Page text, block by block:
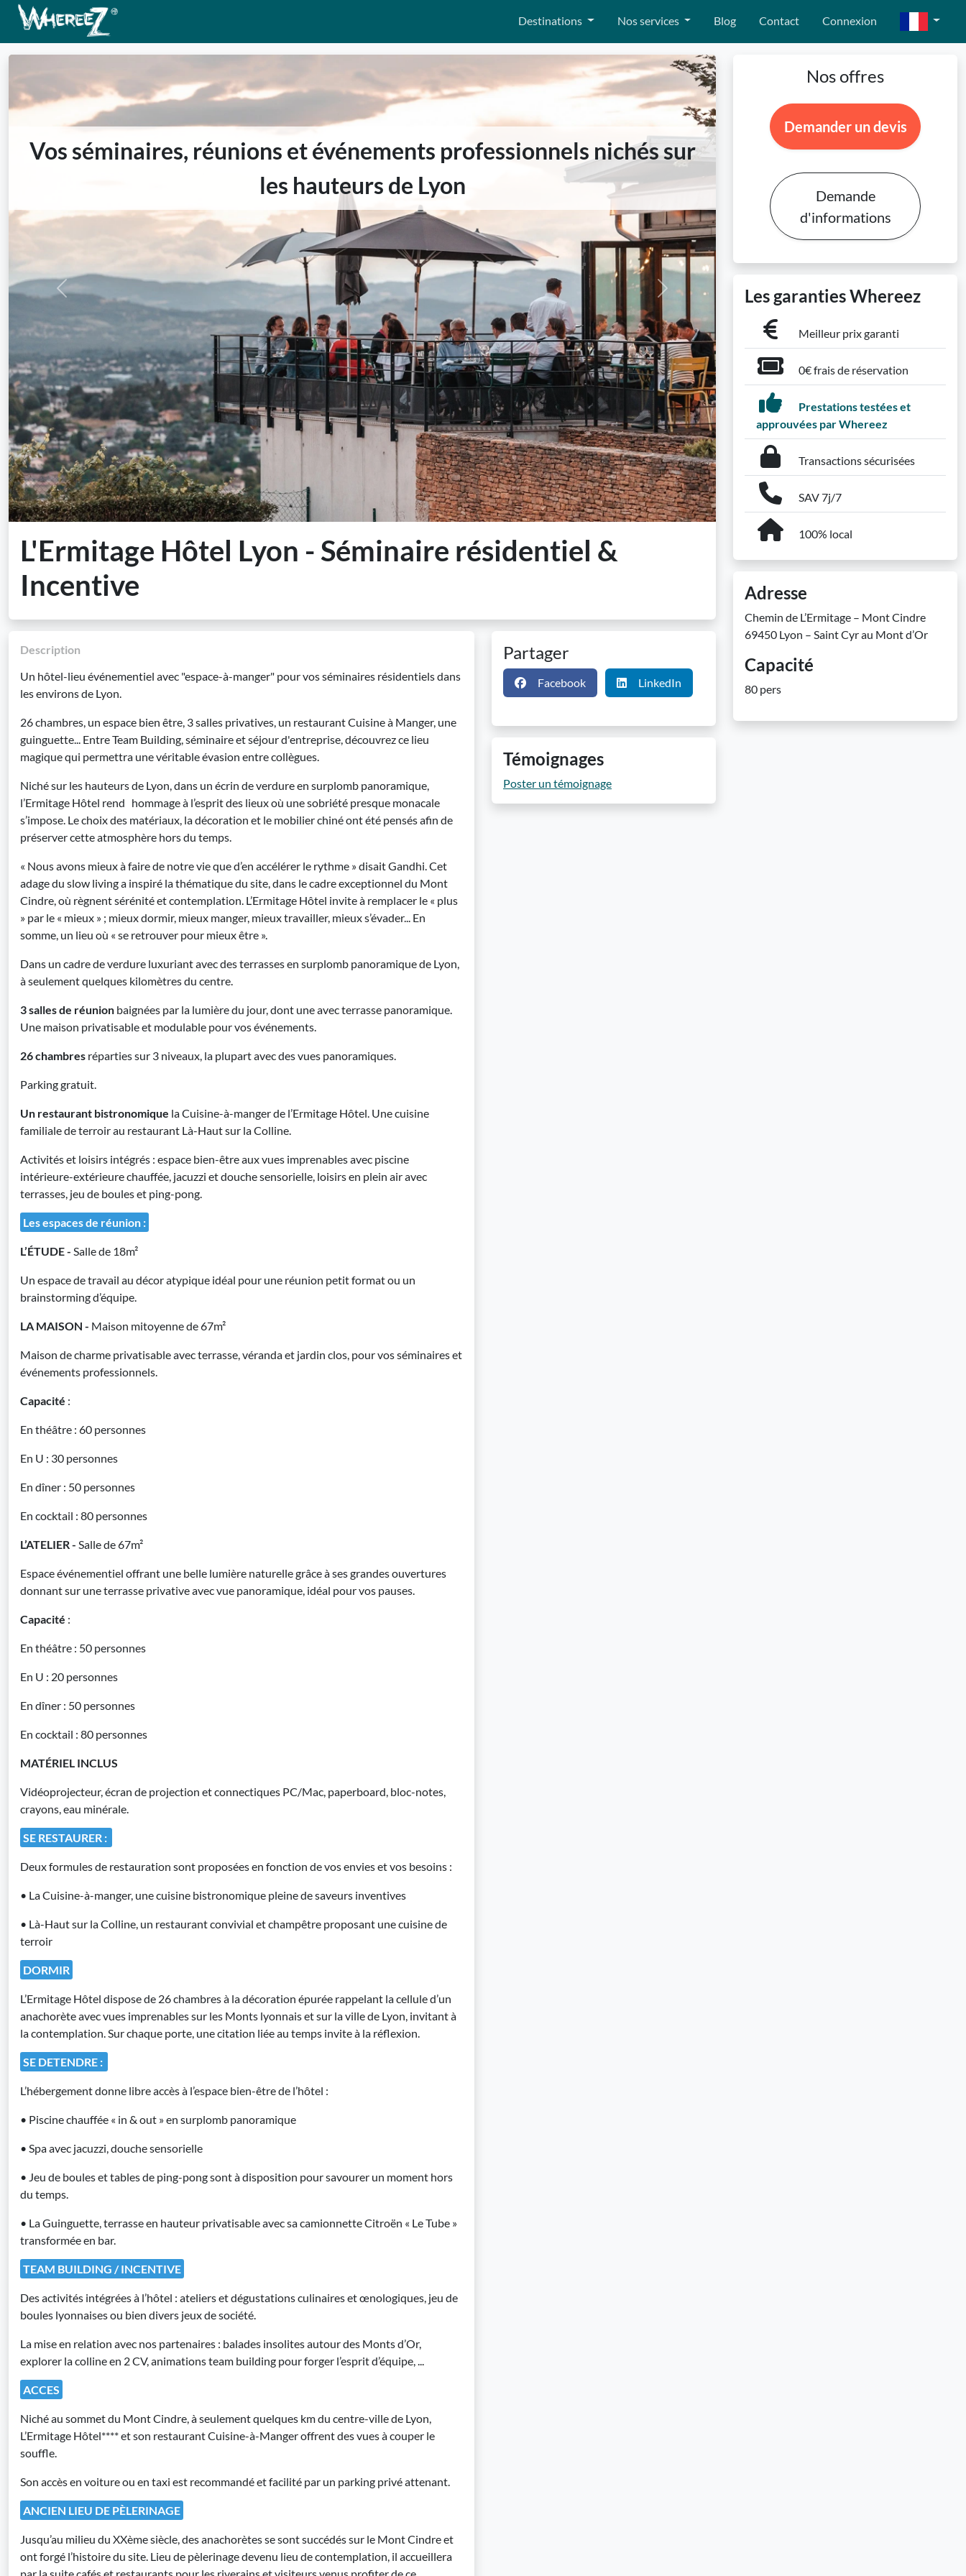
Destinations Nos services Blog Contact Connexion
Vos séminaires, réunions et événements professionnels nichés sur
les hauteurs de Lyon
Previous Next
L'Ermitage Hôtel Lyon - Séminaire résidentiel &
Incentive
Description
Un hôtel-lieu événementiel avec "espace-à-manger" pour vos séminaires résidentiels dans
les environs de Lyon.
26 chambres, un espace bien être, 3 salles privatives, un restaurant Cuisine à Manger, une
guinguette... Entre Team Building, séminaire et séjour d'entreprise, découvrez ce lieu
magique qui permettra une véritable évasion entre collègues.
Niché sur les hauteurs de Lyon, dans un écrin de verdure en surplomb panoramique,
l’Ermitage Hôtel rend hommage à l’esprit des lieux où une sobriété presque monacale
s’impose. Le choix des matériaux, la décoration et le mobilier chiné ont été pensés afin de
préserver cette atmosphère hors du temps.
« Nous avons mieux à faire de notre vie que d’en accélérer le rythme » disait Gandhi. Cet
adage du slow living a inspiré la thématique du site, dans le cadre exceptionnel du Mont
Cindre, où règnent sérénité et contemplation. L’Ermitage Hôtel invite à remplacer le « plus
» par le « mieux » ; mieux dormir, mieux manger, mieux travailler, mieux s’évader... En
somme, un lieu où « se retrouver pour mieux être ».
Dans un cadre de verdure luxuriant avec des terrasses en surplomb panoramique de Lyon,
à seulement quelques kilomètres du centre.
3 salles de réunion baignées par la lumière du jour, dont une avec terrasse panoramique.
Une maison privatisable et modulable pour vos événements.
26 chambres réparties sur 3 niveaux, la plupart avec des vues panoramiques.
Parking gratuit.
Un restaurant bistronomique la Cuisine-à-manger de l’Ermitage Hôtel. Une cuisine
familiale de terroir au restaurant Là-Haut sur la Colline.
Activités et loisirs intégrés : espace bien-être aux vues imprenables avec piscine
intérieure-extérieure chauffée, jacuzzi et douche sensorielle, loisirs en plein air avec
terrasses, jeu de boules et ping-pong.
Les espaces de réunion :
L’ÉTUDE - Salle de 18m²
Un espace de travail au décor atypique idéal pour une réunion petit format ou un
brainstorming d’équipe.
LA MAISON - Maison mitoyenne de 67m²
Maison de charme privatisable avec terrasse, véranda et jardin clos, pour vos séminaires et
événements professionnels.
Capacité :
En théâtre : 60 personnes
En U : 30 personnes
En dîner : 50 personnes
En cocktail : 80 personnes
L’ATELIER - Salle de 67m²
Espace événementiel offrant une belle lumière naturelle grâce à ses grandes ouvertures
donnant sur une terrasse privative avec vue panoramique, idéal pour vos pauses.
Capacité :
En théâtre : 50 personnes
En U : 20 personnes
En dîner : 50 personnes
En cocktail : 80 personnes
MATÉRIEL INCLUS
Vidéoprojecteur, écran de projection et connectiques PC/Mac, paperboard, bloc-notes,
crayons, eau minérale.
SE RESTAURER :
Deux formules de restauration sont proposées en fonction de vos envies et vos besoins :
• La Cuisine-à-manger, une cuisine bistronomique pleine de saveurs inventives
• Là-Haut sur la Colline, un restaurant convivial et champêtre proposant une cuisine de
terroir
DORMIR
L’Ermitage Hôtel dispose de 26 chambres à la décoration épurée rappelant la cellule d’un
anachorète avec vues imprenables sur les Monts lyonnais et sur la ville de Lyon, invitant à
la contemplation. Sur chaque porte, une citation liée au temps invite à la réflexion.
SE DETENDRE :
L’hébergement donne libre accès à l’espace bien-être de l’hôtel :
• Piscine chauffée « in & out » en surplomb panoramique
• Spa avec jacuzzi, douche sensorielle
• Jeu de boules et tables de ping-pong sont à disposition pour savourer un moment hors
du temps.
• La Guinguette, terrasse en hauteur privatisable avec sa camionnette Citroën « Le Tube »
transformée en bar.
TEAM BUILDING / INCENTIVE
Des activités intégrées à l’hôtel : ateliers et dégustations culinaires et œnologiques, jeu de
boules lyonnaises ou bien divers jeux de société.
La mise en relation avec nos partenaires : balades insolites autour des Monts d’Or,
explorer la colline en 2 CV, animations team building pour forger l’esprit d’équipe, ...
ACCES
Niché au sommet du Mont Cindre, à seulement quelques km du centre-ville de Lyon,
L’Ermitage Hôtel**** et son restaurant Cuisine-à-Manger offrent des vues à couper le
souffle.
Son accès en voiture ou en taxi est recommandé et facilité par un parking privé attenant.
ANCIEN LIEU DE PÈLERINAGE
Jusqu’au milieu du XXème siècle, des anachorètes se sont succédés sur le Mont Cindre et
ont forgé l’histoire du site. Lieu de pèlerinage devenu lieu de contemplation, il accueillera
Partager
Facebook LinkedIn
Témoignages
Poster un témoignage
Nos offres
Demander un devis
Demande
d'informations
Les garanties Whereez
Meilleur prix garanti
0€ frais de réservation
Prestations testées et
approuvées par Whereez
Transactions sécurisées
SAV 7j/7
100% local
Adresse
Chemin de L’Ermitage – Mont Cindre
69450 Lyon – Saint Cyr au Mont d’Or
Capacité
80 pers